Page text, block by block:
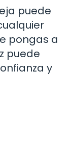
puede
pongas a
puede
y